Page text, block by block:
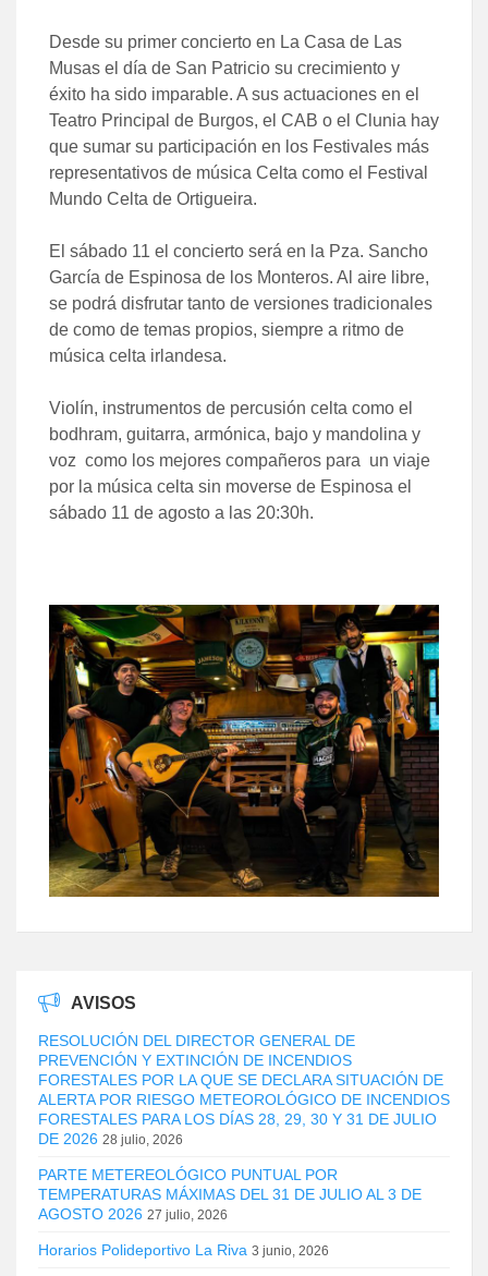
Desde su primer concierto en La Casa de Las
Musas el día de San Patricio su crecimiento y
éxito ha sido imparable. A sus actuaciones en el
Teatro Principal de Burgos, el CAB o el Clunia hay
que sumar su participación en los Festivales más
representativos de música Celta como el Festival
Mundo Celta de Ortigueira.
El sábado 11 el concierto será en la Pza. Sancho
García de Espinosa de los Monteros. Al aire libre,
se podrá disfrutar tanto de versiones tradicionales
de como de temas propios, siempre a ritmo de
música celta irlandesa.
Violín, instrumentos de percusión celta como el
bodhram, guitarra, armónica, bajo y mandolina y
voz como los mejores compañeros para un viaje
por la música celta sin moverse de Espinosa el
sábado 11 de agosto a las 20:30h.
AVISOS
RESOLUCIÓN DEL DIRECTOR GENERAL DE
PREVENCIÓN Y EXTINCIÓN DE INCENDIOS
FORESTALES POR LA QUE SE DECLARA SITUACIÓN DE
ALERTA POR RIESGO METEOROLÓGICO DE INCENDIOS
FORESTALES PARA LOS DÍAS 28, 29, 30 Y 31 DE JULIO
DE 2026 28 julio, 2026
PARTE METEREOLÓGICO PUNTUAL POR
TEMPERATURAS MÁXIMAS DEL 31 DE JULIO AL 3 DE
AGOSTO 2026 27 julio, 2026
Horarios Polideportivo La Riva 3 junio, 2026